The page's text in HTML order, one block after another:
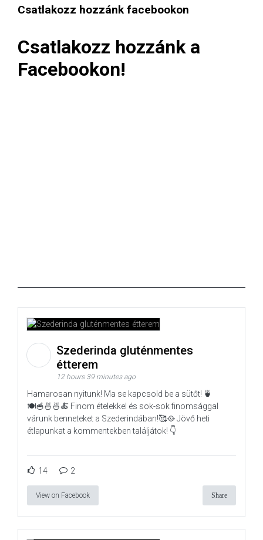
Csatlakozz hozzánk facebookon
Csatlakozz hozzánk a
Facebookon!
Szederinda gluténmentes
étterem
12 hours 39 minutes ago
Hamarosan nyitunk! Ma se kapcsold be a sütőt! 🍵
🍽️🥣🍜🍜🍝 Finom ételekkel és sok-sok finomsággal
várunk benneteket a Szederindában!🥰🥘 Jövő heti
étlapunkat a kommentekben találjátok! 👇
14 2
View on Facebook Share